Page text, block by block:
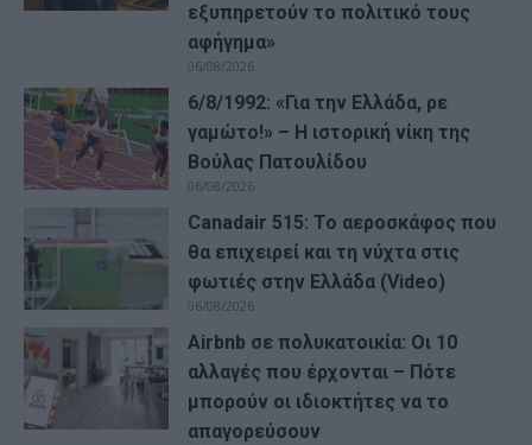
εξυπηρετούν το πολιτικό τους
αφήγημα»
06/08/2026
6/8/1992: «Για την Ελλάδα, ρε
γαμώτο!» – Η ιστορική νίκη της
Βούλας Πατουλίδου
06/08/2026
Canadair 515: Το αεροσκάφος που
θα επιχειρεί και τη νύχτα στις
φωτιές στην Ελλάδα (Video)
06/08/2026
Airbnb σε πολυκατοικία: Οι 10
αλλαγές που έρχονται – Πότε
μπορούν οι ιδιοκτήτες να το
απαγορεύσουν